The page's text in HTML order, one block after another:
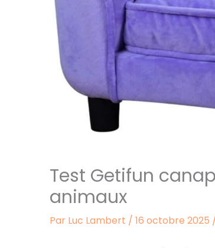
Test Getifun
animaux
Par Luc Lambert / 16 octobre 2025